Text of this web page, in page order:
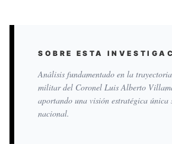
SOBRE ESTA
Análisis fundamentado en la
militar del Coronel Luis Alberto
aportando una visión estratégica única
nacional.